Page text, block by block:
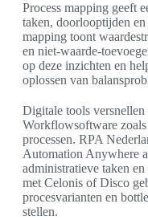
Process mapping geeft
taken, doorlooptijden
mapping toont
en niet-waarde-
op deze inzichten en
oplossen van
Digitale tools
Workflowsoftware zoals
processen. RPA
Automation Anywhere
administratieve taken
met Celonis of Disco
procesvarianten en
stellen.